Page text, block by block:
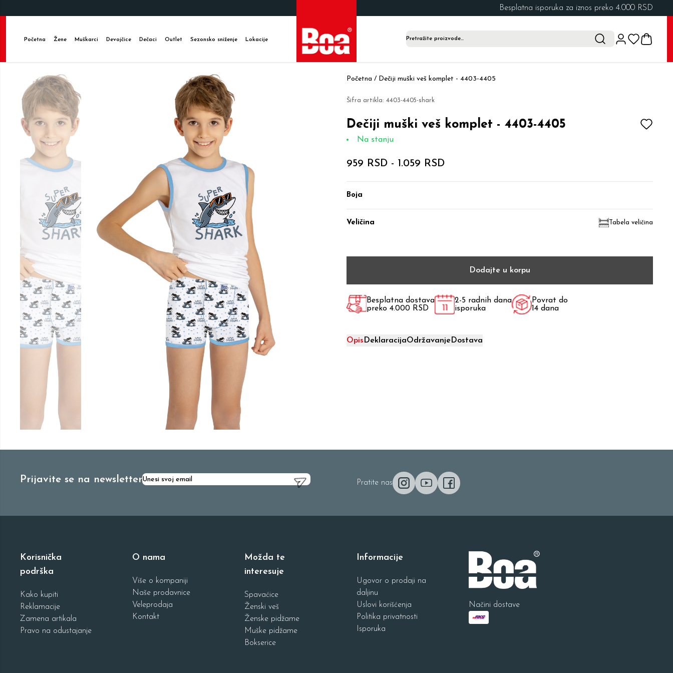
Besplatna isporuka za iznos preko 4.000 RSD
Početna Žene Muškarci Devojčice Dečaci Outlet Sezonsko sniženje Lokacije
Početna / Dečiji muški veš komplet - 4403-4405
Šifra artikla: 4403-4405-shark
Dečiji muški veš komplet - 4403-4405
Na stanju
959 RSD - 1.059 RSD
Boja
Veličina Tabela veličina
Dodajte u korpu
Besplatna dostava
preko 4.000 RSD
2-5 radnih dana
isporuka
Povrat do
14 dana
Opis DeklaracijaOdržavanjeDostava
Prijavite se na newsletter Pratite nas
Korisnička
podrška
Kako kupiti
Reklamacije
Zamena artikala
Pravo na odustajanje
O nama
Više o kompaniji
Naše prodavnice
Veleprodaja
Kontakt
Možda te
interesuje
Spavaćice
Ženski veš
Ženske pidžame
Muške pidžame
Bokserice
Informacije
Ugovor o prodaji na
daljinu
Uslovi korišćenja
Politika privatnosti
Isporuka
Načini dostave